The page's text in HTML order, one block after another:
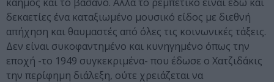
δεκαετίες ένα καταξιωμένο μουσικό είδος με διεθνή
απήχηση και θαυμαστές από όλες τις κοινωνικές τάξεις.
Δεν είναι συκοφαντημένο και κυνηγημένο όπως την
εποχή -το 1949 συγκεκριμένα- που έδωσε ο Χατζιδάκις
την περίφημη διάλεξη, ούτε χρειάζεται να